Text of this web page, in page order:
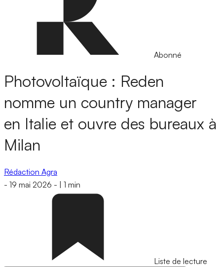
Abonné
Photovoltaïque : Reden
nomme un country manager
en Italie et ouvre des bureaux à
Milan
Rédaction Agra
- 19 mai 2026 - 1 min
Liste de lecture